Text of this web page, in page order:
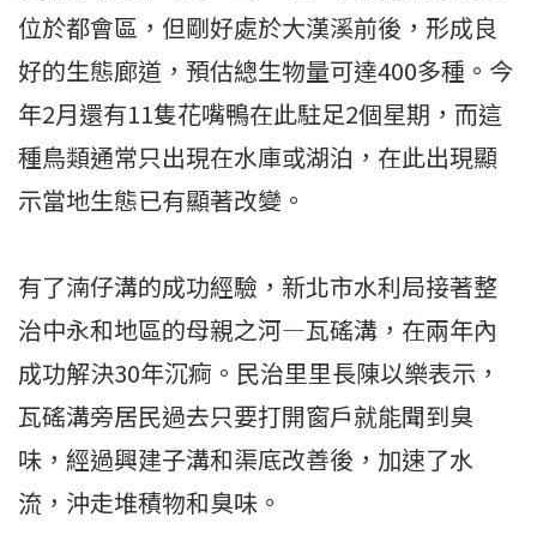
位於都會區，但剛好處於大漢溪前後，形成良
好的生態廊道，預估總生物量可達400多種。今
年2月還有11隻花嘴鴨在此駐足2個星期，而這
種鳥類通常只出現在水庫或湖泊，在此出現顯
示當地生態已有顯著改變。
有了湳仔溝的成功經驗，新北市水利局接著整
治中永和地區的母親之河—瓦磘溝，在兩年內
成功解決30年沉痾。民治里里長陳以樂表示，
瓦磘溝旁居民過去只要打開窗戶就能聞到臭
味，經過興建子溝和渠底改善後，加速了水
流，沖走堆積物和臭味。